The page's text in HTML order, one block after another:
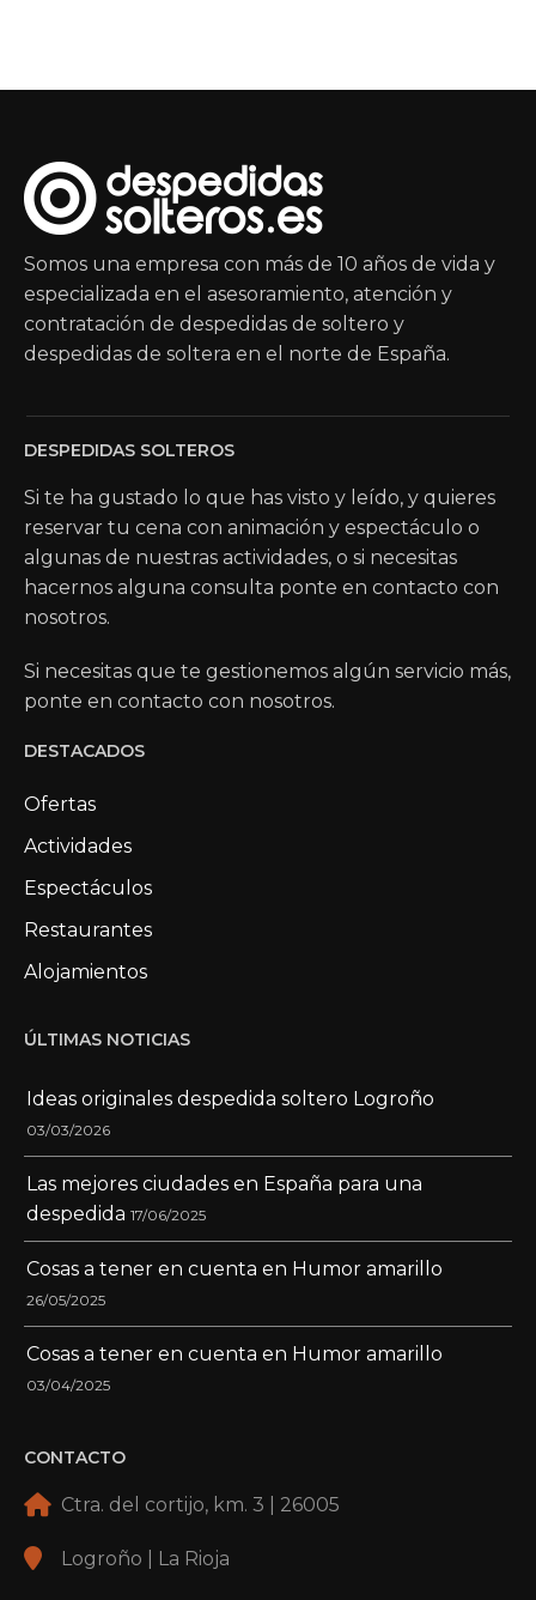
Somos una empresa con más de 10 años de vida y
especializada en el asesoramiento, atención y
contratación de despedidas de soltero y
despedidas de soltera en el norte de España.
DESPEDIDAS SOLTEROS
Si te ha gustado lo que has visto y leído, y quieres
reservar tu cena con animación y espectáculo o
algunas de nuestras actividades, o si necesitas
hacernos alguna consulta ponte en contacto con
nosotros.
Si necesitas que te gestionemos algún servicio más,
ponte en contacto con nosotros.
DESTACADOS
Ofertas
Actividades
Espectáculos
Restaurantes
Alojamientos
ÚLTIMAS NOTICIAS
Ideas originales despedida soltero Logroño
03/03/2026
Las mejores ciudades en España para una
despedida 17/06/2025
Cosas a tener en cuenta en Humor amarillo
26/05/2025
Cosas a tener en cuenta en Humor amarillo
03/04/2025
CONTACTO
Ctra. del cortijo, km. 3 | 26005
Logroño | La Rioja